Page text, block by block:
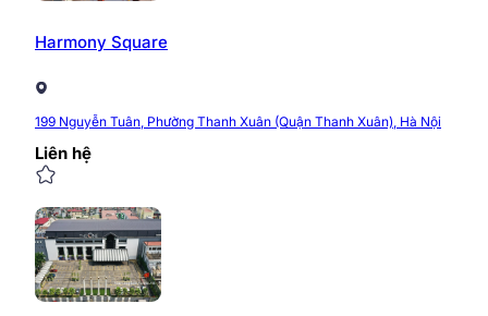
Phí gửi ô tô:
Phí làm ngoài giờ:
Sun Office có đội ngũ chuyên viên tư vấn trên 10
Hotline: 0968.382.682
Fanpage:fb.com/timvanphong.com.vn
Maps:https://g.page/tim-van-phong-hn
Địa chỉ: Tầng 6, Tòa nhà CIC Tower, số 2, ngõ
Harmony Square
199 Nguyễn Tuân, Phường Thanh Xuân (Quận Thanh Xuân), Hà Nội
Liên hệ